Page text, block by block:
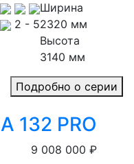
2 - 5
Ширина
2320 мм
Высота
3140 мм
Подробно о серии
132 PRO
9 008 000 ₽